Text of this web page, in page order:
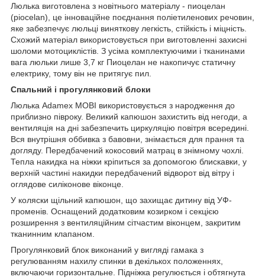
Люлька виготовлена з новітнього матеріалу - пиоцелан
(piocelan), це інноваційне поєднання поліетиленових речовин,
яке забезпечує люльці виняткову легкість, стійкість і міцність.
Схожий матеріал використовується при виготовленні захисні
шоломи мотоциклістів. З усіма комплектуючими і тканинами
вага люльки лише 3,7 кг Пиоцелан не накопичує статичну
електрику, тому він не притягує пил.
Спальний і прогулянковий блоки
Люлька Adamex MOBI використовується з народження до
приблизно півроку. Великий капюшон захистить від негоди, а
вентиляція на дні забезпечить циркуляцію повітря всередині.
Вся внутрішня оббивка з бавовни, знімається для прання та
догляду. Передбачений кокосовий матрац в знімному чохлі.
Тепла накидка на ніжки кріпиться за допомогою блискавки, у
верхній частині накидки передбачений відворот від вітру і
оглядове силіконове віконце.
У коляски щільний капюшон, що захищає дитину від УФ-
променів. Оснащений додатковим козирком і секцією
розширення з вентиляційним сітчастим віконцем, закритим
тканинним клапаном.
Прогулянковий блок виконаний у вигляді гамака з
регулюванням нахилу спинки в декількох положеннях,
включаючи горизонтальне. Підніжка регулюється і обтягнута